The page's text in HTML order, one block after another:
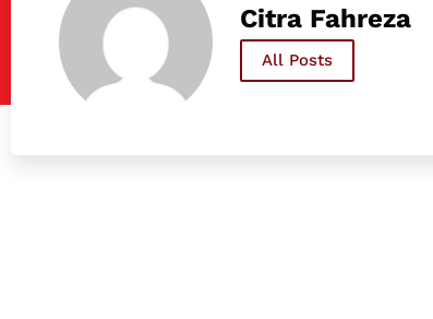
Citra Fahreza
All Posts